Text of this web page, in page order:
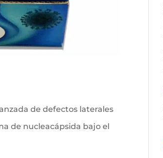
de defectos laterales
de nucleacápsida bajo el